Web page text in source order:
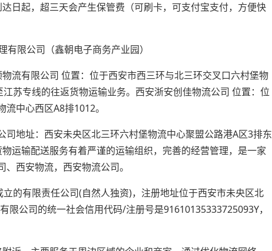
日起，超三天会产生保管费（可刷卡，可支付宝支付，方便快
流有限公司 位置：位于西安市西三环与北三环交叉口六村堡物
苏专线的往返货物运输业务。西安浙安创佳物流公司 位置：位
中心西区A8排1012。
地址：西安未央区北三环六村堡物流中心聚盟公路港A区3排东
运输配送服务有着严谨的运输组织，完善的经营管理，是一家
西安物流，西安物流公司。
的有限责任公司(自然人独资)，注册地址位于西安市未央区北
限公司的统一社会信用代码/注册号是91610135333725093Y，